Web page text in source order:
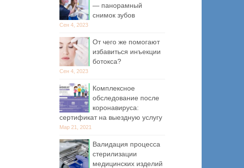
— панорамный
снимок зубов
Сен 4, 2023
От чего же помогают
избавиться инъекции
ботокса?
Сен 4, 2023
Комплексное
обследование после
коронавируса:
сертификат на выездную услугу
Мар 21, 2021
Валидация процесса
стерилизации
медицинских изделий